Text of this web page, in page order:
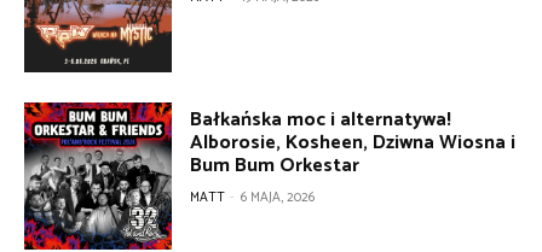
Bałkańska moc i alternatywa!
Alborosie, Kosheen, Dziwna Wiosna i
Bum Bum Orkestar
MATT - 6 MAJA, 2026